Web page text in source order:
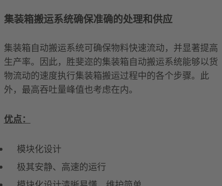
集装箱搬运系统确保准确的处理和供应
集装箱自动搬运系统可确保物料快速流动，并显著提高
生产率。因此，胜斐迩的集装箱自动搬运系统能够以货
物流动的速度执行集装箱搬运过程中的各个步骤。此
外，最高吞吐量峰值也考虑在内。
优点：
模块化设计
极其安静、高速的运行